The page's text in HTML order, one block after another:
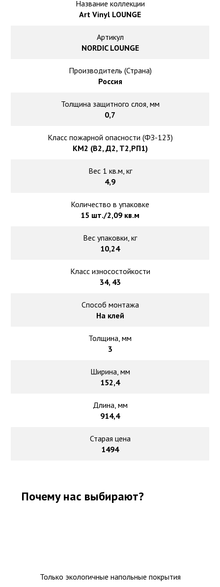
Название коллекции
Art Vinyl LOUNGE
Артикул
NORDIC LOUNGE
Производитель (Страна)
Россия
Толщина защитного слоя, мм
0,7
Класс пожарной опасности (ФЗ-123)
КМ2 (В2, Д2, Т2,РП1)
Вес 1 кв.м, кг
4,9
Количество в упаковке
15 шт./2,09 кв.м
Вес упаковки, кг
10,24
Класс износостойкости
34, 43
Способ монтажа
На клей
Толщина, мм
3
Ширина, мм
152,4
Длина, мм
914,4
Старая цена
1494
Почему нас выбирают?
Только экологичные напольные покрытия